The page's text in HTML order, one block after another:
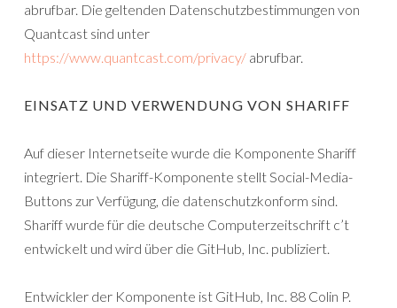
abrufbar. Die geltenden Datenschutzbestimmungen von
Quantcast sind unter
https://www.quantcast.com/privacy/ abrufbar.
EINSATZ UND VERWENDUNG VON SHARIFF
Auf dieser Internetseite wurde die Komponente Shariff
integriert. Die Shariff-Komponente stellt Social-Media-
Buttons zur Verfügung, die datenschutzkonform sind.
Shariff wurde für die deutsche Computerzeitschrift c’t
entwickelt und wird über die GitHub, Inc. publiziert.
Entwickler der Komponente ist GitHub, Inc. 88 Colin P.